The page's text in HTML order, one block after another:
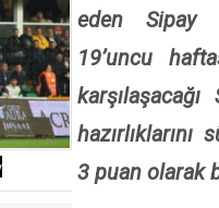
ERKEN TESPİT ETMEK VE EN
10 Yıllık Firarisi FETÖ’cü
eden Sipay
19’uncu
karşılaşacağı
hazırlıklarını
3 puan olarak